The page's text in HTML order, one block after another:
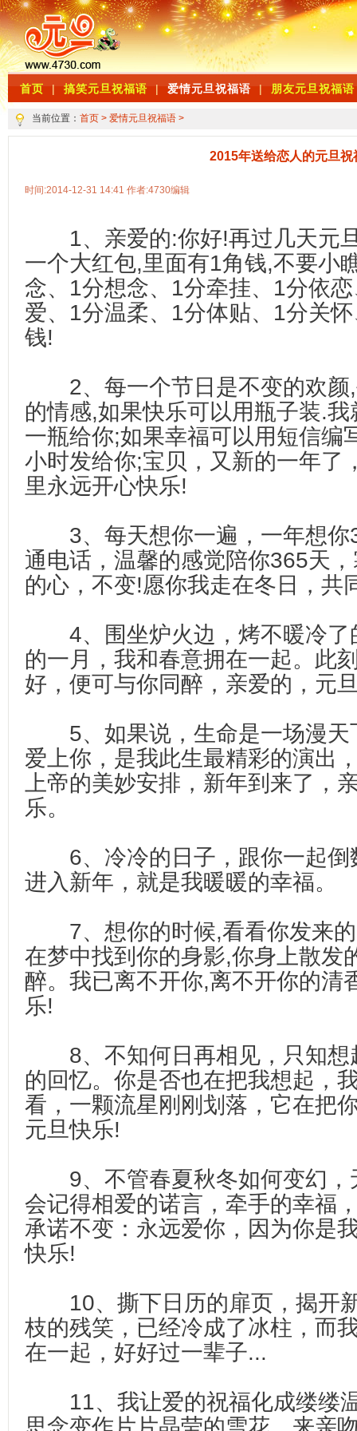
首页 | 搞笑元旦祝福语 | 爱情元旦祝福语 | 朋友元旦祝福语
当前位置： 首页 > 爱情元旦祝福语 >
2015年送给恋人的元旦祝
时间:2014-12-31 14:41 作者:4730编辑
1、亲爱的:你好!再过几天元
一个大红包,里面有1角钱,不要小
念、1分想念、1分牵挂、1分依
爱、1分温柔、1分体贴、1分关
钱!
2、每一个节日是不变的欢颜,
的情感,如果快乐可以用瓶子装.
一瓶给你;如果幸福可以用短信编
小时发给你;宝贝，又新的一年了
里永远开心快乐!
3、每天想你一遍，一年想你
通电话，温馨的感觉陪你365天
的心，不变!愿你我走在冬日，共
4、围坐炉火边，烤不暖冷了
的一月，我和春意拥在一起。此
好，便可与你同醉，亲爱的，元
5、如果说，生命是一场漫天
爱上你，是我此生最精彩的演出
上帝的美妙安排，新年到来了，
乐。
6、冷冷的日子，跟你一起倒
进入新年，就是我暖暖的幸福。
7、想你的时候,看看你发来的
在梦中找到你的身影,你身上散发
醉。我已离不开你,离不开你的清
乐!
8、不知何日再相见，只知想
的回忆。你是否也在把我想起，
看，一颗流星刚刚划落，它在把
元旦快乐!
9、不管春夏秋冬如何变幻，
会记得相爱的诺言，牵手的幸福
承诺不变：永远爱你，因为你是
快乐!
10、撕下日历的扉页，揭开
枝的残笑，已经冷成了冰柱，而
在一起，好好过一辈子...
11、我让爱的祝福化成缕缕